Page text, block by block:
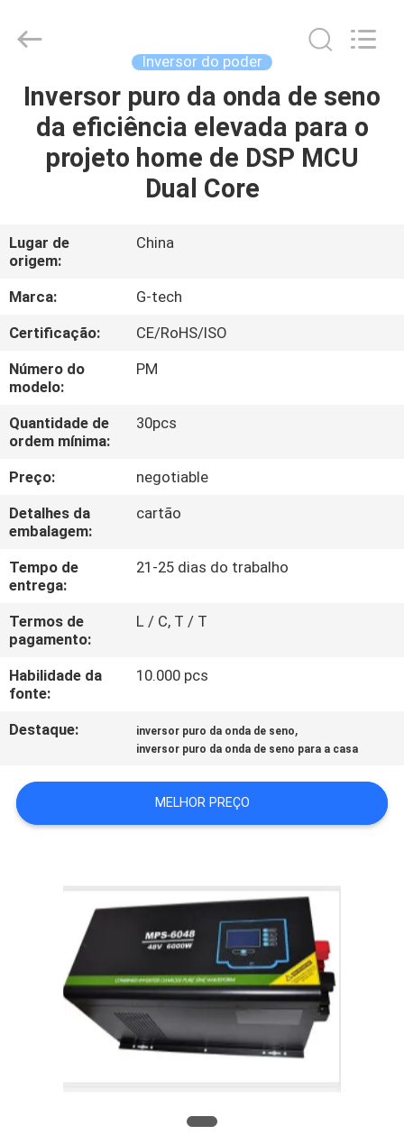
PARA
CASA
SOBRE
NÓS
VISITA
À
FÁBRICA
CONTROLE
DE
QUALIDADE
CONTACTE-
NOS
NOTÍCIAS
ORÇAMENTO
MAPA
DO
POLÍTICA
PRIVACIDADE
POWER
GROUP.
Reserved.
Inversor do poder
Inversor puro da onda de seno
da eficiência elevada para o
projeto home de DSP MCU
Dual Core
Lugar de
origem:
China
Marca:
G-tech
Certificação:
CE/RoHS/ISO
Número do
modelo:
PM
Quantidade de
ordem mínima:
30pcs
Preço:
negotiable
Detalhes da
embalagem:
cartão
Tempo de
entrega:
21-25 dias do trabalho
Termos de
pagamento:
L / C, T / T
Habilidade da
fonte:
10.000 pcs
Destaque: inversor puro da onda de seno,
inversor puro da onda de seno para a casa
MELHOR PREÇO